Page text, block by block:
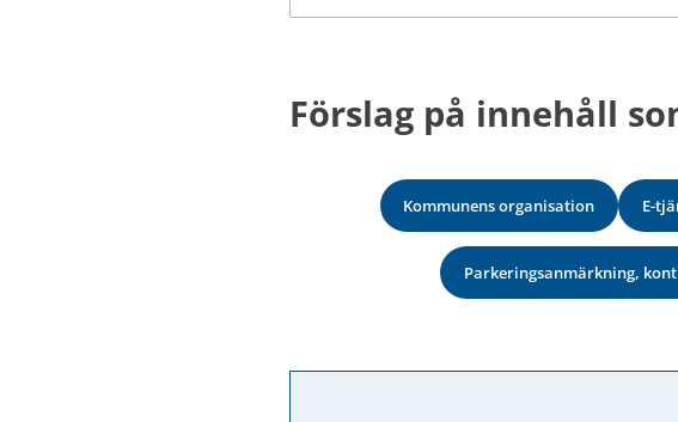
Förslag på innehåll
Kommunens organisation E-
Parkeringsanmärkning,